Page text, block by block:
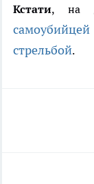
Кстати, на
стрельбой.